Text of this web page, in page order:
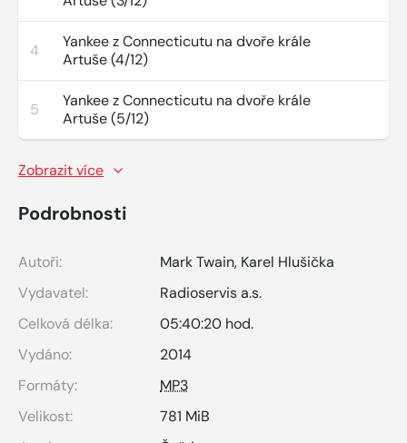
4
Yankee z Connecticutu na dvoře krále
Artuše (4/12)
5
Yankee z Connecticutu na dvoře krále
Artuše (5/12)
Zobrazit více
Podrobnosti
Autoři: Mark Twain, Karel Hlušička
Vydavatel:
Radioservis a.s.
Celková délka:
05:40:20 hod.
Vydáno:
2014
Formáty:
MP3
Velikost:
781 MiB